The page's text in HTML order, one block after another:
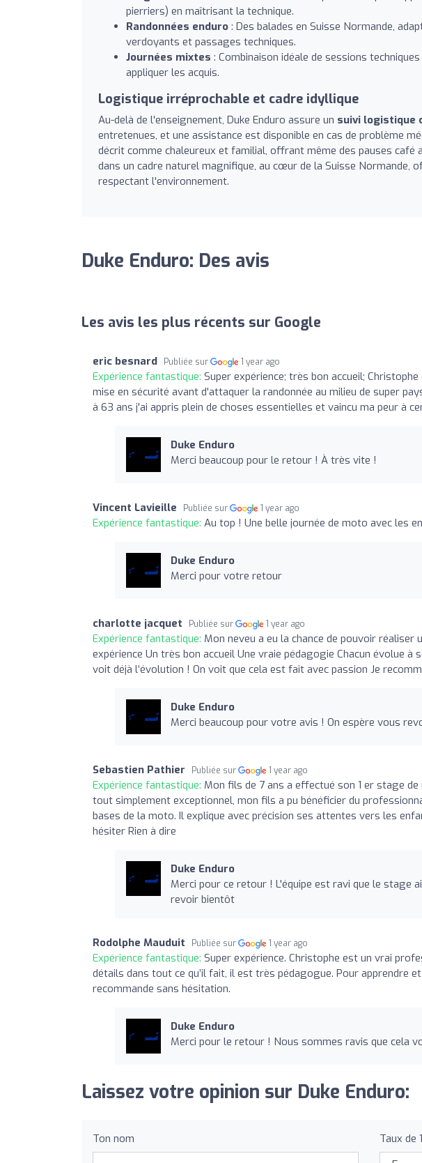
pierriers) en maîtrisant la technique.
Randonnées enduro : Des balades en Suisse Normande,
verdoyants et passages techniques.
Journées mixtes : Combinaison idéale de sessions
appliquer les acquis.
Logistique irréprochable et cadre idyllique
Au-delà de l'enseignement, Duke Enduro assure un suivi logistique
entretenues, et une assistance est disponible en cas de problème
décrit comme chaleureux et familial, offrant même des pauses café
dans un cadre naturel magnifique, au cœur de la Suisse
respectant l'environnement.
Duke Enduro: Des avis
Les avis les plus récents sur Google
eric besnard Publiée sur 1 year ago
Expérience fantastique: Super expérience; très bon accueil;
mise en sécurité avant d'attaquer la randonnée au milieu de super
à 63 ans j'ai appris plein de choses essentielles et vaincu ma peur à
Duke Enduro
Merci beaucoup pour le retour ! À très vite !
Vincent Lavieille Publiée sur 1 year ago
Expérience fantastique: Au top ! Une belle journée de moto avec les
Duke Enduro
Merci pour votre retour
charlotte jacquet Publiée sur 1 year ago
Expérience fantastique: Mon neveu a eu la chance de pouvoir réaliser
expérience Un très bon accueil Une vraie pédagogie Chacun évolue
voit déjà l’évolution ! On voit que cela est fait avec passion Je
Duke Enduro
Merci beaucoup pour votre avis ! On espère vous
Sebastien Pathier Publiée sur 1 year ago
Expérience fantastique: Mon fils de 7 ans a effectué son 1 er stage
tout simplement exceptionnel, mon fils a pu bénéficier du
bases de la moto. Il explique avec précision ses attentes vers les
hésiter Rien à dire
Duke Enduro
Merci pour ce retour ! L'équipe est ravi que le stage
revoir bientôt
Rodolphe Mauduit Publiée sur 1 year ago
Expérience fantastique: Super expérience. Christophe est un vrai
détails dans tout ce qu’il fait, il est très pédagogue. Pour apprendre
recommande sans hésitation.
Duke Enduro
Merci pour le retour ! Nous sommes ravis que cela
Laissez votre opinion sur Duke Enduro:
Ton nom Taux de